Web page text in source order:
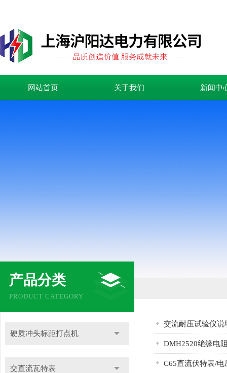
网站首页 关于我们 新闻中
产品分类
PRODUCT CATEGORY
硬质冲头标距打点机
交直流瓦特表
交流耐压试验仪说
DMH2520绝缘电
C65直流伏特表/电